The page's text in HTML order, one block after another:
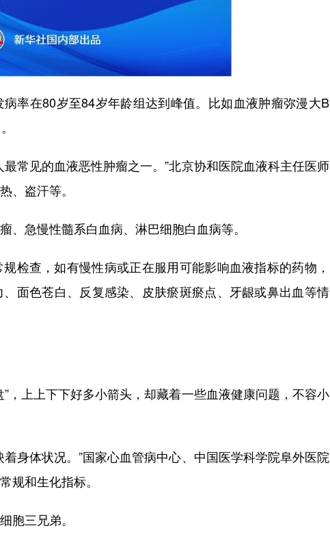
在80岁至84岁年龄组达到峰值。比如血液肿瘤弥漫大B
见的血液恶性肿瘤之一。”北京协和医院血液科主任医师
、盗汗等。
急慢性髓系白血病、淋巴细胞白血病等。
查，如有慢性病或正在服用可能影响血液指标的药物，
面色苍白、反复感染、皮肤瘀斑瘀点、牙龈或鼻出血等情
上上下下好多小箭头，却藏着一些血液健康问题，不容小
体状况。”国家心血管病中心、中国医学科学院阜外医院
规和生化指标。
胞三兄弟。